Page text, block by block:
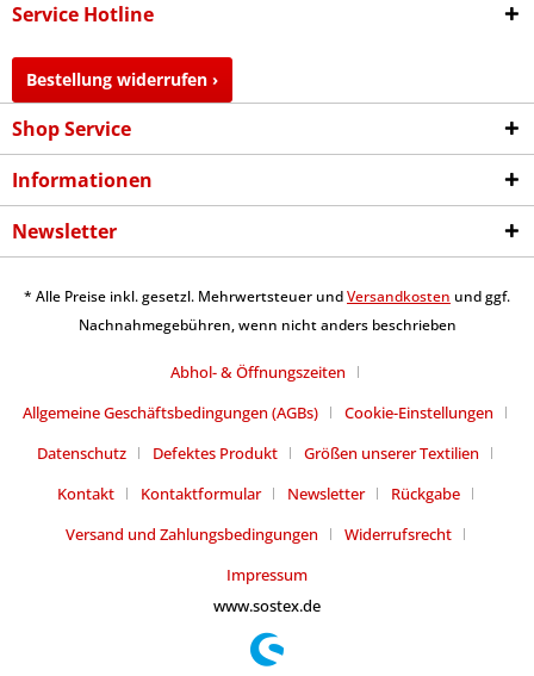
Service Hotline
Bestellung widerrufen ›
Shop Service
Informationen
Newsletter
* Alle Preise inkl. gesetzl. Mehrwertsteuer undVersandkosten und ggf.
Nachnahmegebühren, wenn nicht anders beschrieben
Abhol- & Öffnungszeiten
Allgemeine Geschäftsbedingungen (AGBs)
Cookie-Einstellungen
Datenschutz
Defektes Produkt
Größen unserer Textilien
Kontakt
Kontaktformular Newsletter
Rückgabe
Versand und Zahlungsbedingungen
Widerrufsrecht
Impressum
www.sostex.de